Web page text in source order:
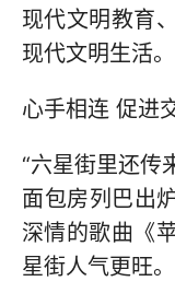
现代文明教育
现代文明生活。
心手相连 促进
“六星街里还传
面包房列巴出
深情的歌曲《
星街人气更旺。